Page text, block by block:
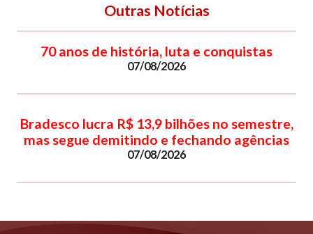
Outras Notícias
70 anos de história, luta e conquistas
07/08/2026
Bradesco lucra R$ 13,9 bilhões no semestre,
mas segue demitindo e fechando agências
07/08/2026